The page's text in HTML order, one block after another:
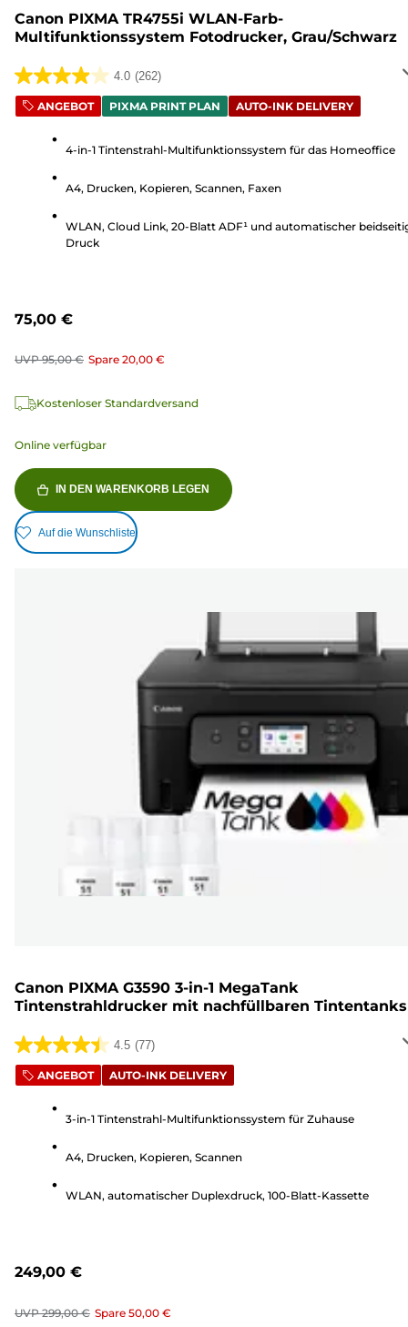
Canon PIXMA TR4755i WLAN-Farb-
Multifunktionssystem Fotodrucker, Grau/Schwarz
4.0 (262)
4.0
von
Sternen.
Bewertungen
ANGEBOT PIXMA PRINT PLAN AUTO-INK DELIVERY
4-in-1 Tintenstrahl-Multifunktionssystem für das Homeoffice
A4, Drucken, Kopieren, Scannen, Faxen
WLAN, Cloud Link, 20-Blatt ADF¹ und automatischer
Druck
75,00 €
UVP95,00 € Spare 20,00 €
Kostenloser Standardversand
Online verfügbar
IN DEN WARENKORB LEGEN
Auf die Wunschliste
Canon PIXMA G3590 3-in-1 MegaTank
Tintenstrahldrucker mit nachfüllbaren Tintentanks
4.5 (77)
4.5
von
Sternen.
Bewertungen
ANGEBOT AUTO-INK DELIVERY
3-in-1 Tintenstrahl-Multifunktionssystem für Zuhause
A4, Drucken, Kopieren, Scannen
WLAN, automatischer Duplexdruck, 100-Blatt-Kassette
249,00 €
UVP299,00 € Spare 50,00 €